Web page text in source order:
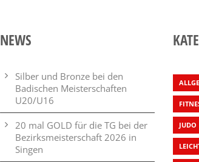
NEWS
Silber und Bronze bei den
Badischen Meisterschaften
U20/U16
20 mal GOLD für die TG bei der
Bezirksmeisterschaft 2026 in
Singen
JUDO